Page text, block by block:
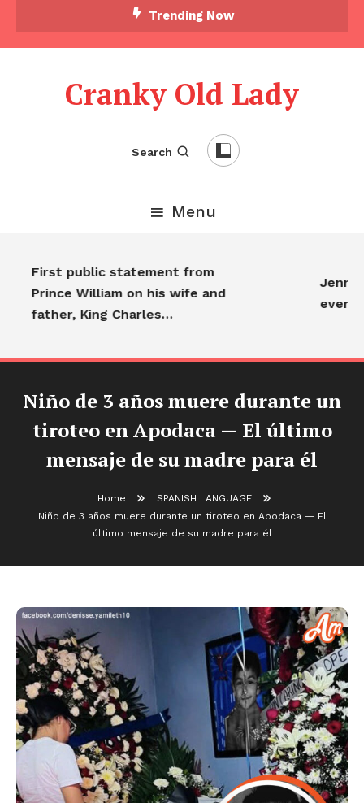
Trending Now
Cranky Old Lady
Search
Menu
First public statement from
Prince William on his wife and
father, King Charles…
Niño de 3 años muere durante un
tiroteo en Apodaca — El último
mensaje de su madre para él
Home
SPANISH LANGUAGE
Niño de 3 años muere durante un tiroteo en Apodaca — El
último mensaje de su madre para él